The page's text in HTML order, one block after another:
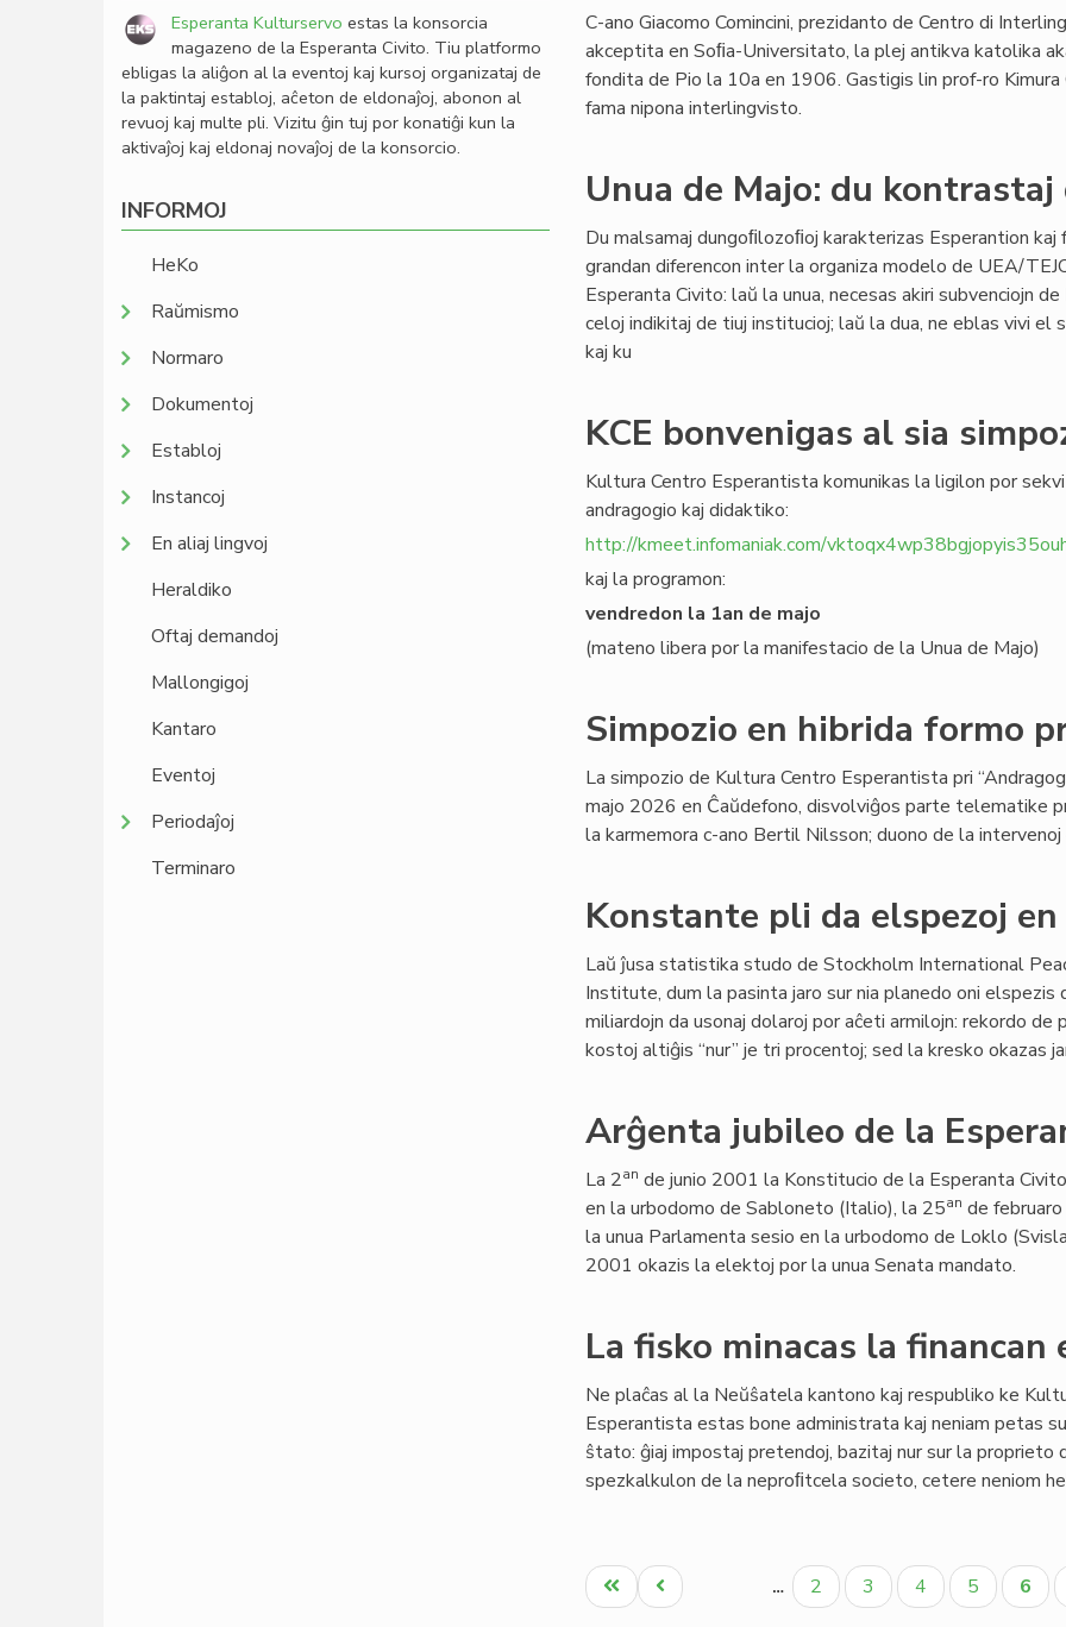
C-ano Giacomo Comincini, prezidanto de Centro di
akceptita en Soﬁa-Universitato, la plej antikva katolika
fondita de Pio la 10a en 1906. Gastigis lin prof-ro
fama nipona interlingvisto.
Unua de Majo: du
Du malsamaj dungoﬁlozoﬁoj karakterizas Esperantion
grandan diferencon inter la organiza modelo de UEA/
Esperanta Civito: laŭ la unua, necesas akiri subvenciojn
celoj indikitaj de tiuj institucioj; laŭ la dua, ne eblas vivi el
kaj ku
KCE bonvenigas al sia
Kultura Centro Esperantista komunikas la ligilon por
andragogio kaj didaktiko:
http://kmeet.infomaniak.com/
kaj la programon:
vendredon la 1an de majo
(mateno libera por la manifestacio de la Unua de Majo)
Simpozio en hibrida formo
La simpozio de Kultura Centro Esperantista pri
majo 2026 en Ĉaŭdefono, disvolviĝos parte telematike
la karmemora c-ano Bertil Nilsson; duono de la
Konstante pli da elspezoj
Laŭ ĵusa statistika studo de Stockholm International
Institute, dum la pasinta jaro sur nia planedo oni elspezis
miliardojn da usonaj dolaroj por aĉeti armilojn: rekordo
kostoj altiĝis “nur” je tri procentoj; sed la kresko okazas
Arĝenta jubileo de la
La 2an de junio 2001 la Konstitucio de la Esperanta
en la urbodomo de Sabloneto (Italio), la 25an de
la unua Parlamenta sesio en la urbodomo de Loklo
2001 okazis la elektoj por la unua Senata mandato.
La fisko minacas la financan
Ne plaĉas al la Neŭŝatela kantono kaj respubliko ke
Esperantista estas bone administrata kaj neniam petas
ŝtato: ĝiaj impostaj pretendoj, bazitaj nur sur la proprieto
spezkalkulon de la neproﬁtcela societo, cetere neniom
Pagination
Unua
paĝo
Antaŭa
paĝo
… Paĝo
2 Paĝo
3 Paĝo
4 Paĝo
5
paĝo
6
Esperanta Kulturservo estas la konsorcia
magazeno de la Esperanta Civito. Tiu platformo
ebligas la aliĝon al la eventoj kaj kursoj organizataj de
la paktintaj establoj, aĉeton de eldonaĵoj, abonon al
revuoj kaj multe pli. Vizitu ĝin tuj por konatiĝi kun la
aktivaĵoj kaj eldonaj novaĵoj de la konsorcio.
INFORMOJ
HeKo
Raŭmismo
Normaro
Dokumentoj
Establoj
Instancoj
En aliaj lingvoj
Heraldiko
Oftaj demandoj
Mallongigoj
Kantaro
Eventoj
Periodaĵoj
Terminaro